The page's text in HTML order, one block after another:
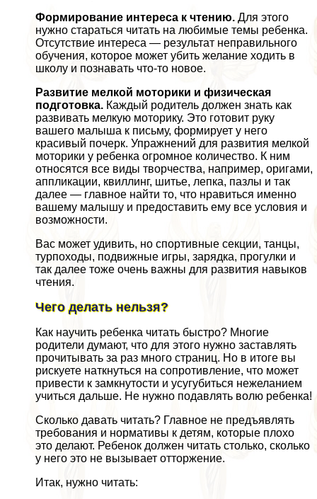
Формирование интереса к чтению. Для этого
нужно стараться читать на любимые темы ребенка.
Отсутствие интереса — результат неправильного
обучения, которое может убить желание ходить в
школу и познавать что-то новое.
Развитие мелкой моторики и физическая
подготовка. Каждый родитель должен знать как
развивать мелкую моторику. Это готовит руку
вашего малыша к письму, формирует у него
красивый почерк. Упражнений для развития мелкой
моторики у ребенка огромное количество. К ним
относятся все виды творчества, например, оригами,
аппликации, квиллинг, шитье, лепка, пазлы и так
далее — главное найти то, что нравиться именно
вашему малышу и предоставить ему все условия и
возможности.
Вас может удивить, но спортивные секции, танцы,
турпоходы, подвижные игры, зарядка, прогулки и
так далее тоже очень важны для развития навыков
чтения.
Чего делать нельзя?
Как научить ребенка читать быстро? Многие
родители думают, что для этого нужно заставлять
прочитывать за раз много страниц. Но в итоге вы
рискуете наткнуться на сопротивление, что может
привести к замкнутости и усугубиться нежеланием
учиться дальше. Не нужно подавлять волю ребенка!
Сколько давать читать? Главное не предъявлять
требования и нормативы к детям, которые плохо
это делают. Ребенок должен читать столько, сколько
у него это не вызывает отторжение.
Итак, нужно читать: